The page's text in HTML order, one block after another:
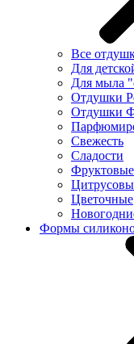
Все
Для
Для мыла
Отдушки
Отдушки
Свежесть
Сладости
Фруктовые
Цветочные
Формы